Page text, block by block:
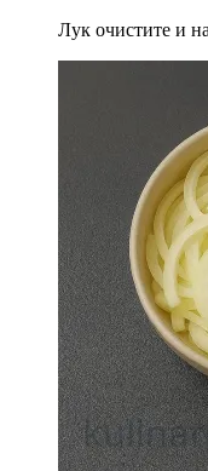
Лук очистите и